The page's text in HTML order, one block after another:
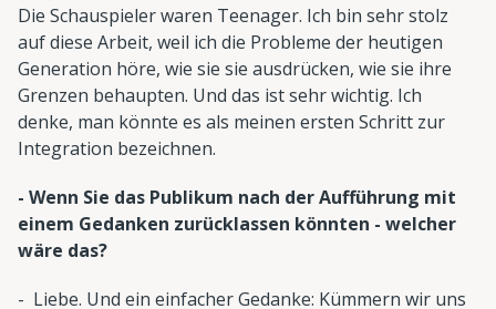
Die Schauspieler waren Teenager. Ich bin sehr stolz
auf diese Arbeit, weil ich die Probleme der heutigen
Generation höre, wie sie sie ausdrücken, wie sie ihre
Grenzen behaupten. Und das ist sehr wichtig. Ich
denke, man könnte es als meinen ersten Schritt zur
Integration bezeichnen.
- Wenn Sie das Publikum nach der Aufführung mit
einem Gedanken zurücklassen könnten - welcher
wäre das?
- Liebe. Und ein einfacher Gedanke: Kümmern wir uns